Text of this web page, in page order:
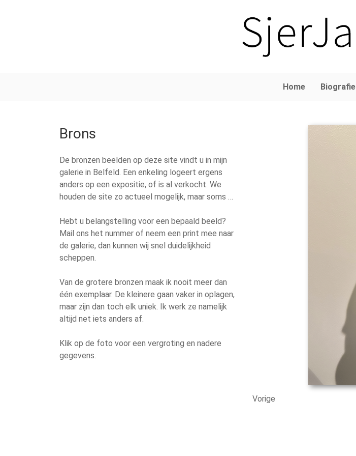
Home Biografie
Brons
De bronzen beelden op deze site vindt u in mijn
galerie in Belfeld. Een enkeling logeert ergens
anders op een expositie, of is al verkocht. We
houden de site zo actueel mogelijk, maar soms …
Hebt u belangstelling voor een bepaald beeld?
Mail ons het nummer of neem een print mee naar
de galerie, dan kunnen wij snel duidelijkheid
scheppen.
Van de grotere bronzen maak ik nooit meer dan
één exemplaar. De kleinere gaan vaker in oplagen,
maar zijn dan toch elk uniek. Ik werk ze namelijk
altijd net iets anders af.
Klik op de foto voor een vergroting en nadere
gegevens.
Vorige